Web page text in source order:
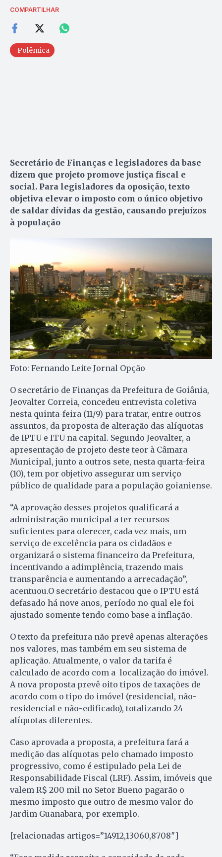
COMPARTILHAR
Polêmica
Secretário de Finanças e legisladores da base
dizem que projeto promove justiça fiscal e
social. Para legisladores da oposição, texto
objetiva elevar o imposto com o único objetivo
de saldar dívidas da gestão, causando prejuízos
à população
Foto: Fernando Leite Jornal Opção
O secretário de Finanças da Prefeitura de Goiânia,
Jeovalter Correia, concedeu entrevista coletiva
nesta quinta-feira (11/9) para tratar, entre outros
assuntos, da proposta de alteração das alíquotas
de IPTU e ITU na capital. Segundo Jeovalter, a
apresentação de projeto deste teor à Câmara
Municipal, junto a outros sete, nesta quarta-feira
(10), tem por objetivo assegurar um serviço
público de qualidade para a população goianiense.
“A aprovação desses projetos qualificará a
administração municipal a ter recursos
suficientes para oferecer, cada vez mais, um
serviço de excelência para os cidadãos e
organizará o sistema financeiro da Prefeitura,
incentivando a adimplência, trazendo mais
transparência e aumentando a arrecadação”,
acentuou.O secretário destacou que o IPTU está
defasado há nove anos, período no qual ele foi
ajustado somente tendo como base a inflação.
O texto da prefeitura não prevê apenas alterações
nos valores, mas também em seu sistema de
aplicação. Atualmente, o valor da tarifa é
calculado de acordo com a localização do imóvel.
A nova proposta prevê oito tipos de taxações de
acordo com o tipo do imóvel (residencial, não-
residencial e não-edificado), totalizando 24
alíquotas diferentes.
Caso aprovada a proposta, a prefeitura fará a
medição das alíquotas pelo chamado imposto
progressivo, como é estipulado pela Lei de
Responsabilidade Fiscal (LRF). Assim, imóveis que
valem R$ 200 mil no Setor Bueno pagarão o
mesmo imposto que outro de mesmo valor do
Jardim Guanabara, por exemplo.
[relacionadas artigos=”14912,13060,8708″]